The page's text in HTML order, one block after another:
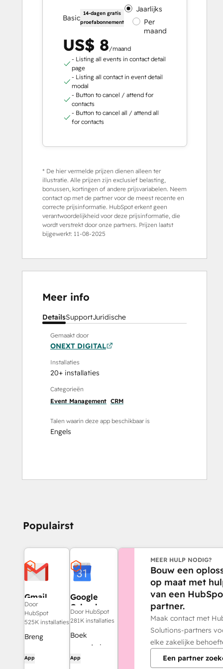
Basic
14-dagen gratis
proefabonnement
Jaarlijks
Per
maand
US$ 8/maand
- Listing all events in contact detail
page
- Listing all contact in event detail
modal
- Button to cancel / attend for
contacts
- Button to cancel all / attend all
for contacts
* De hier vermelde prijzen dienen alleen ter
illustratie. Alle prijzen zijn exclusief belasting,
bonussen, kortingen of andere prijsvariabelen. Neem
contact op met de partner voor de meest recente en
correcte prijsinformatie. HubSpot erkent geen
verantwoordelijkheid voor deze prijsinformatie, die
wordt verstrekt door onze partners. Prijzen laatst
bijgewerkt: 11-08-2025
Meer info
DetailsSupportJuridische
Gemaakt door
ONEXT DIGITAL
Installaties
20+ installaties
Categorieën
Event Management CRM
Talen waarin deze app beschikbaar is
Engels
Populairst
Gmail
Door
HubSpot
525K installaties
Breng
naar je inbox
App
Google
Calendar
Door HubSpot
281K installaties
Boek
vergaderingen
snel en
App
MEER HULP NODIG?
Bouw een
op maat met
van een
partner.
Maak contact met
Solutions-partners
elke zakelijke
Een partner